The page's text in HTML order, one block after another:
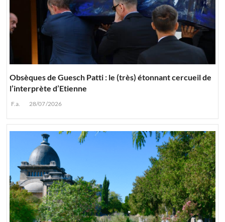
Obsèques de Guesch Patti : le (très) étonnant cercueil de
l’interprète d’Etienne
F.a. 28/07/2026